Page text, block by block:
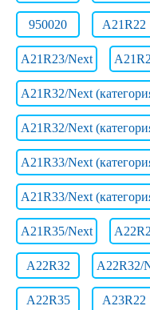
950020 A21R22
A21R23/Next
A21R32/Next
A21R32/Next
A21R33/Next
A21R33/Next
A21R35/Next
A22R32 A22R32/
A22R35 A23R22